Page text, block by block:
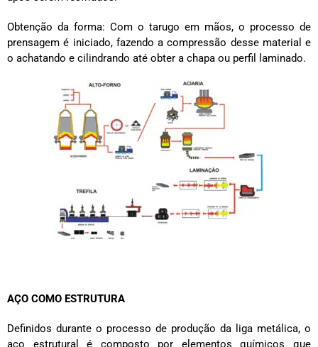
Obtenção da forma: Com o tarugo em mãos, o processo de
prensagem é iniciado, fazendo a compressão desse material e
o achatando e cilindrando até obter a chapa ou perfil laminado.
AÇO COMO ESTRUTURA
Definidos durante o processo de produção da liga metálica, o
aço estrutural é composto por elementos químicos que